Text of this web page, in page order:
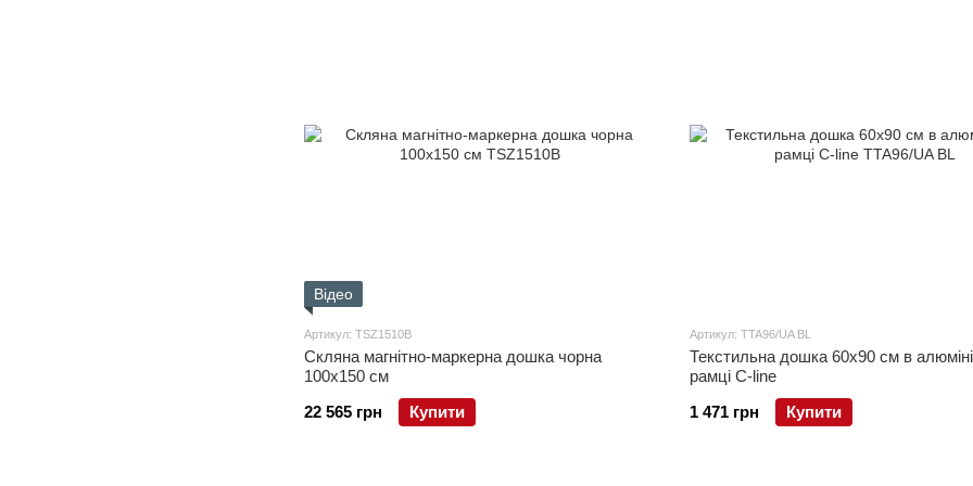
Відео
Артикул: TSZ1510B
Скляна магнітно-маркерна дошка чорна
100x150 см
22 565 грн
Купити
Артикул: TTA96/UA BL
Текстильна дошка 60x90 см в
рамці C-line
1 471 грн
Купити